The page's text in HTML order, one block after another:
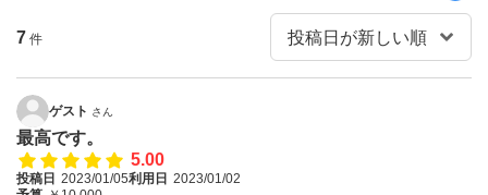
7 件
ゲスト さん
最高です。
5.00
投稿日 2023/01/05利用日 2023/01/02